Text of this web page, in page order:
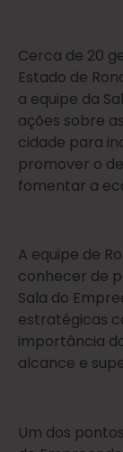
Cerca de 20
Estado de
a equipe da
ações sobre
cidade para
promover o
fomentar a
A equipe de
conhecer de
Sala do
estratégicas
importância
alcance e
Um dos